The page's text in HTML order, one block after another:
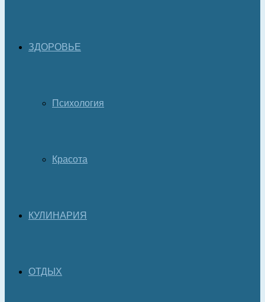
ЗДОРОВЬЕ
Психология
Красота
КУЛИНАРИЯ
ОТДЫХ